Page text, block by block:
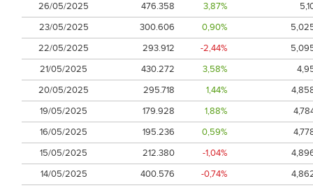
26/05/2025
476.358 3,87%
23/05/2025
300.606 0,90%
22/05/2025
293.912 -2,44%
21/05/2025
430.272 3,58%
20/05/2025
295.718 1,44%
19/05/2025
179.928 1,88%
16/05/2025
195.236 0,59%
15/05/2025
212.380 -1,04%
14/05/2025
400.576 -0,74%